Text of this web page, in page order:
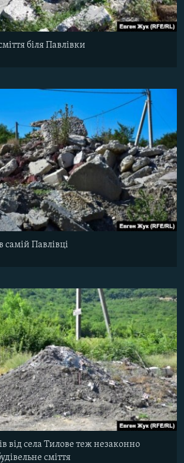
біля Павлівки
самій Павлівці
від села Тилове теж незаконно
сміття